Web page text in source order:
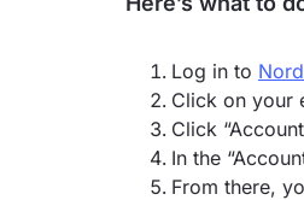
Log in to
Click on your
Click
In the
From there,